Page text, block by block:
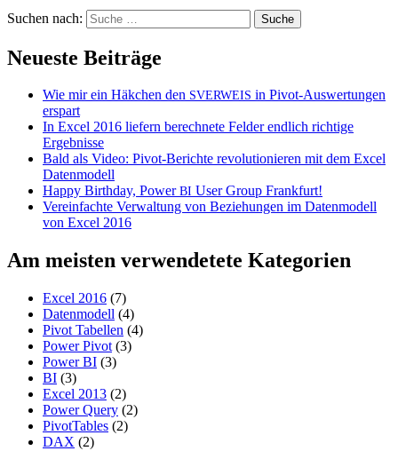
Suchen nach:
Neueste Beiträge
Wie mir ein Häkchen den SVERWEIS in Pivot-Auswertungen
erspart
In Excel 2016 liefern berechnete Felder endlich richtige
Ergebnisse
Bald als Video: Pivot-Berichte revolutionieren mit dem Excel
Datenmodell
Happy Birthday, PowerBI User Group Frankfurt!
Vereinfachte Verwaltung von Beziehungen im Datenmodell
von Excel 2016
Am meisten verwendetete Kategorien
Excel 2016 (7)
Datenmodell (4)
Pivot Tabellen (4)
Power Pivot (3)
Power BI (3)
BI (3)
Excel 2013 (2)
Power Query (2)
PivotTables (2)
DAX (2)